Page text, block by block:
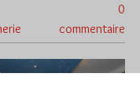
0
commentaire